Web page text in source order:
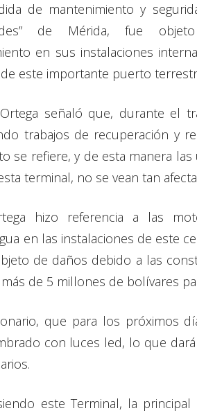
de mantenimiento y
de Mérida, fue
en sus instalaciones
este importante puerto
señaló que, durante el
trabajos de recuperación y
se refiere, y de esta manera
terminal, no se vean tan
hizo referencia a las
en las instalaciones de este
de daños debido a las
de 5 millones de bolívares
que para los próximos
con luces led, lo que
este Terminal, la